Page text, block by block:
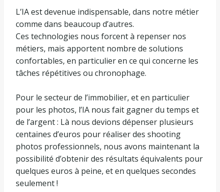
L’IA est devenue indispensable, dans notre métier
comme dans beaucoup d’autres.
Ces technologies nous forcent à repenser nos
métiers, mais apportent nombre de solutions
confortables, en particulier en ce qui concerne les
tâches répétitives ou chronophage.
Pour le secteur de l’immobilier, et en particulier
pour les photos, l’IA nous fait gagner du temps et
de l’argent : Là nous devions dépenser plusieurs
centaines d’euros pour réaliser des shooting
photos professionnels, nous avons maintenant la
possibilité d’obtenir des résultats équivalents pour
quelques euros à peine, et en quelques secondes
seulement !